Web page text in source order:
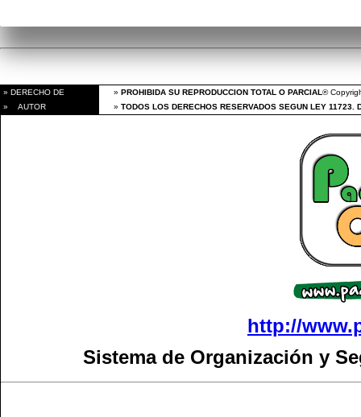
» DERECHO DE » PROHIBIDA SU REPRODUCCION TOTAL O PARCIAL®
» AUTOR
» TODOS LOS DERECHOS RESERVADOS SEGUN LEY
http://
Sistema de Organización y